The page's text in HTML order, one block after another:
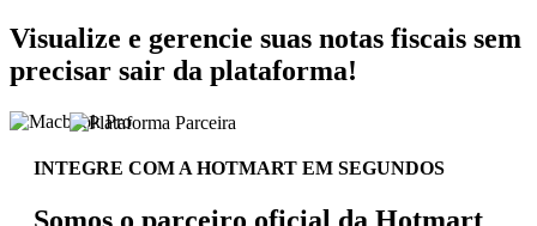
Visualize e gerencie suas notas fiscais sem
precisar sair da plataforma!
INTEGRE COM A HOTMART EM SEGUNDOS